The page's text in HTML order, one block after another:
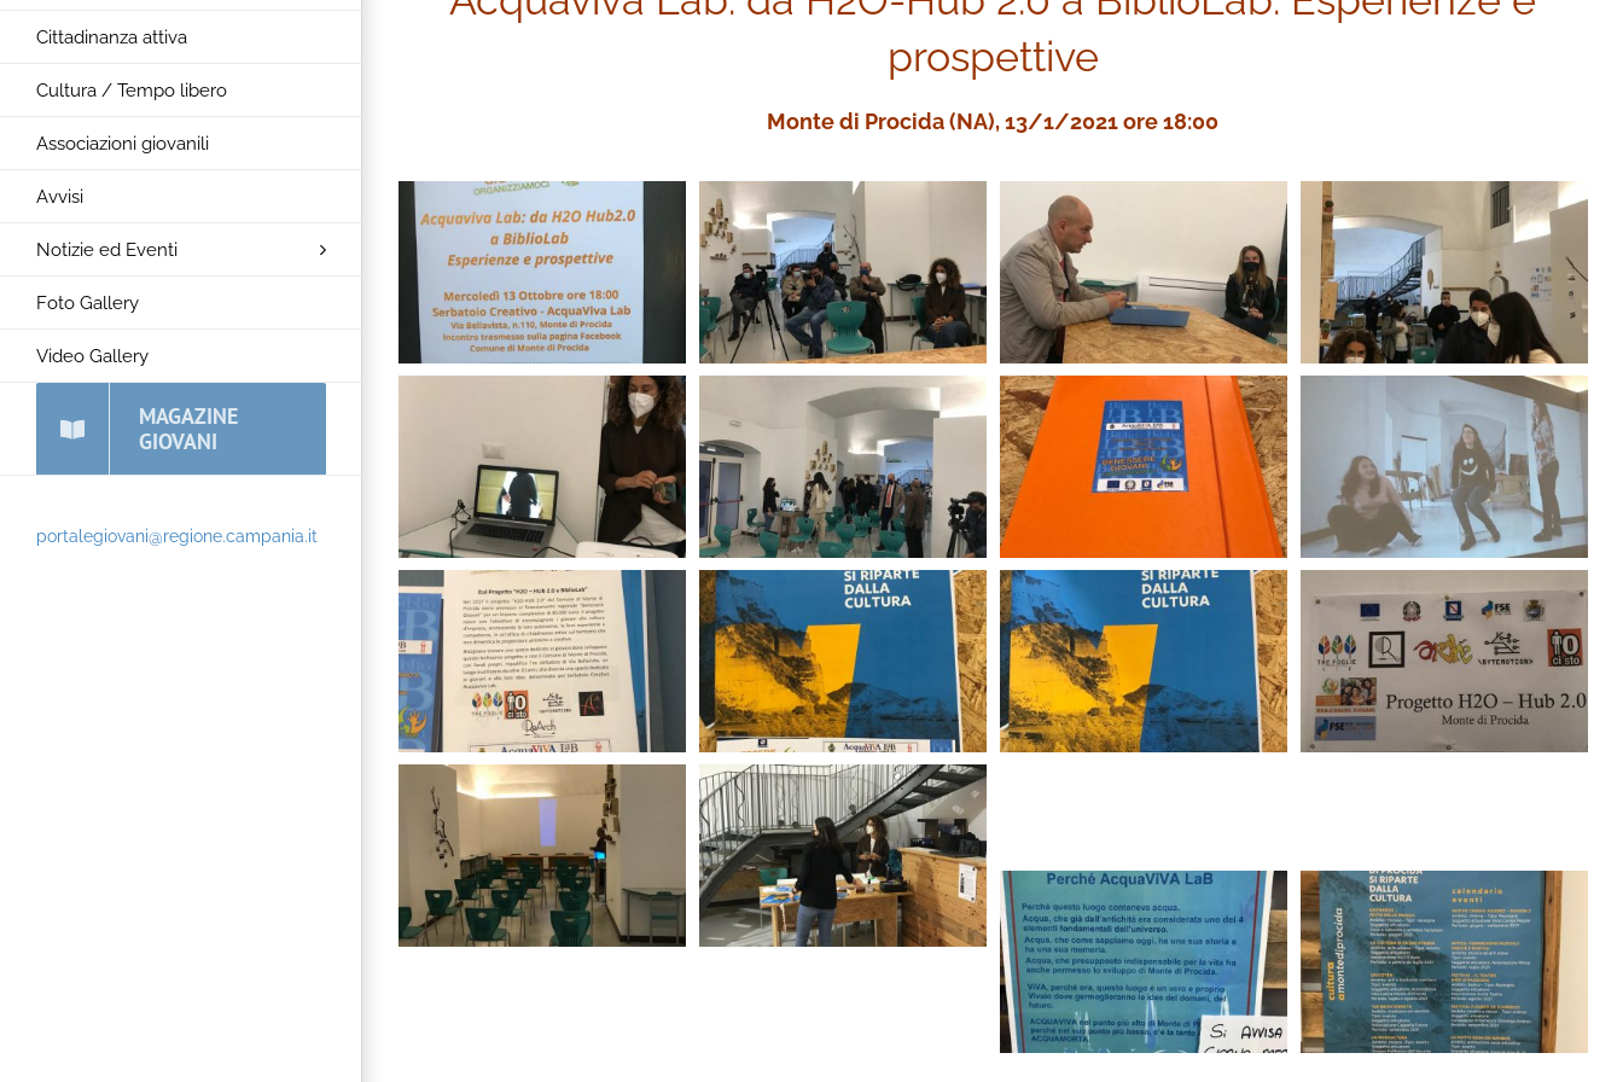
Cittadinanza attiva
Cultura / Tempo libero
Associazioni giovanili
Avvisi
Notizie ed Eventi
Foto Gallery
Video Gallery
MAGAZINE
GIOVANI
portalegiovani@regione.campania.it
prospettive
Monte di Procida (NA), 13/1/2021 ore 18:00